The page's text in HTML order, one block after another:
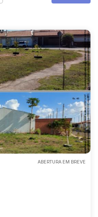
ABERTURA EM BREVE